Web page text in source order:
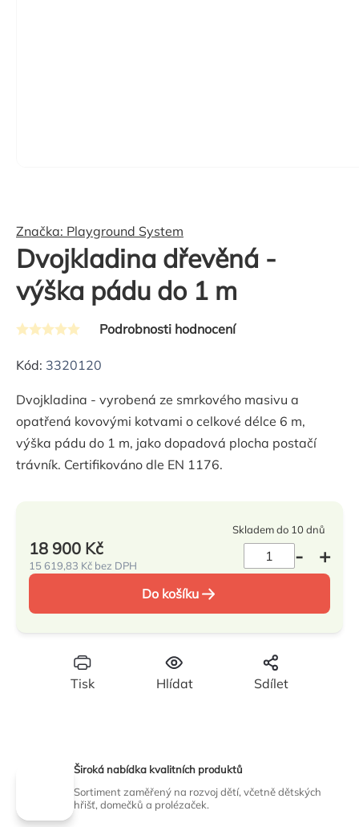
Dvojkladina dřevěná -
výška pádu do 1 m
Průměrné
hodnocení
je
0,0
z
5
Podrobnosti hodnocení
Značka: Playground System
Kód: 3320120
Dvojkladina - vyrobená ze smrkového masivu a
opatřená kovovými kotvami o celkové délce 6 m,
výška pádu do 1 m, jako dopadová plocha postačí
trávník. Certifikováno dle EN 1176.
Tisk Hlídat Sdílet
Skladem do 10 dnů
18 900 Kč
15 619,83 Kč bez DPH
Měrná
cena:
Do košíku
Široká nabídka kvalitních produktů
Sortiment zaměřený na rozvoj dětí, včetně dětských
hřišť, domečků a prolézaček.